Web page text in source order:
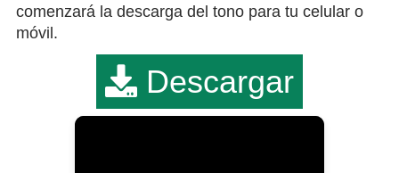
comenzará la descarga del tono para tu celular o
móvil.
Descargar